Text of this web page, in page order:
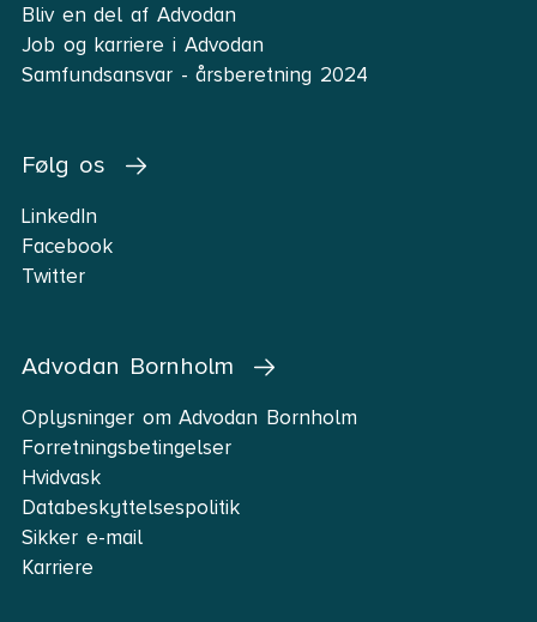
Bliv en del af Advodan
Job og karriere i Advodan
Samfundsansvar - årsberetning 2024
Følg os
LinkedIn
Facebook
Twitter
Advodan Bornholm
Oplysninger om Advodan Bornholm
Forretningsbetingelser
Hvidvask
Databeskyttelsespolitik
Sikker e-mail
Karriere